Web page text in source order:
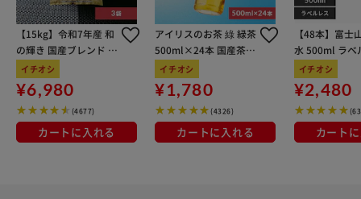
【15kg】令和7年産 和
の輝き 国産ブレンド 5
kg×3袋
イチオシ
¥6,980
(4677)
カートに入れる
アイリスのお茶 綠 緑茶
500ml×24本 国産茶葉
100％使用
イチオシ
¥1,780
(4326)
カートに入れる
【48本】富士
水 500ml ラベ
イチオシ
¥2,480
カート